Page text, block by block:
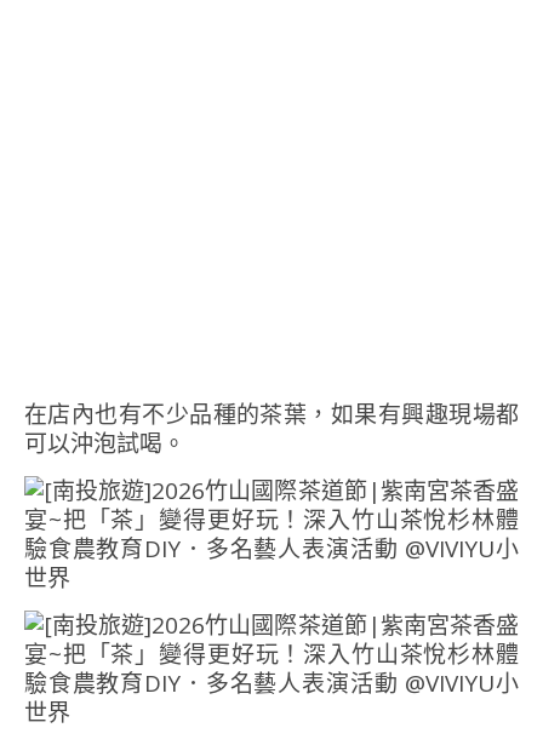
在店內也有不少品種的茶葉，如果有興趣現場都
可以沖泡試喝。